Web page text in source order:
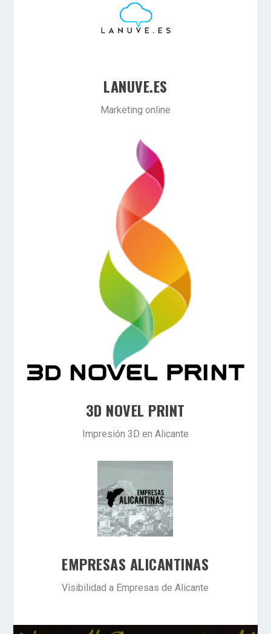
LANUVE.ES
Marketing online
3D NOVEL PRINT
Impresión 3D en Alicante
EMPRESAS ALICANTINAS
Visibilidad a Empresas de Alicante